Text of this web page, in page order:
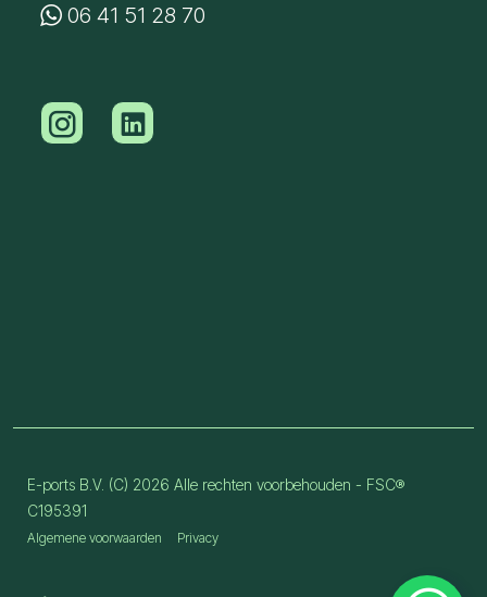
06 41 51 28 70
E-ports B.V. (C) 2026 Alle rechten voorbehouden - FSC®
C195391
Algemene voorwaarden Privacy